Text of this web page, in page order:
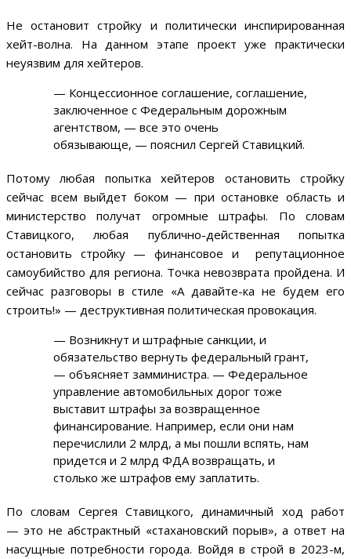
Не остановит стройку и политически инспирированная
хейт-волна. На данном этапе проект уже практически
неуязвим для хейтеров.
— Концессионное соглашение, соглашение,
заключенное с Федеральным дорожным
агентством, — все это очень
обязывающе, — пояснил Сергей Ставицкий.
Потому любая попытка хейтеров остановить стройку
сейчас всем выйдет боком — при остановке область и
министерство получат огромные штрафы. По словам
Ставицкого, любая публично-действенная попытка
остановить стройку — финансовое и репутационное
самоубийство для региона. Точка невозврата пройдена. И
сейчас разговоры в стиле «А давайте-ка не будем его
строить!» — деструктивная политическая провокация.
— Возникнут и штрафные санкции, и
обязательство вернуть федеральный грант,
— объясняет замминистра. — Федеральное
управление автомобильных дорог тоже
выставит штрафы за возвращенное
финансирование. Например, если они нам
перечислили 2 млрд, а мы пошли вспять, нам
придется и 2 млрд ФДА возвращать, и
столько же штрафов ему заплатить.
По словам Сергея Ставицкого, динамичный ход работ
— это не абстрактный «стахановский порыв», а ответ на
насущные потребности города. Войдя в строй в 2023-м,